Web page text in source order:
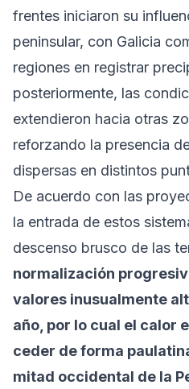
frentes iniciaron su
peninsular, con Galicia
regiones en registrar
posteriormente, las
extendieron hacia otras
reforzando la presencia
dispersas en distintos
De acuerdo con las
la entrada de estos
descenso brusco de las
normalización
valores inusualmente
año, por lo cual el calor
ceder de forma
mitad occidental de la